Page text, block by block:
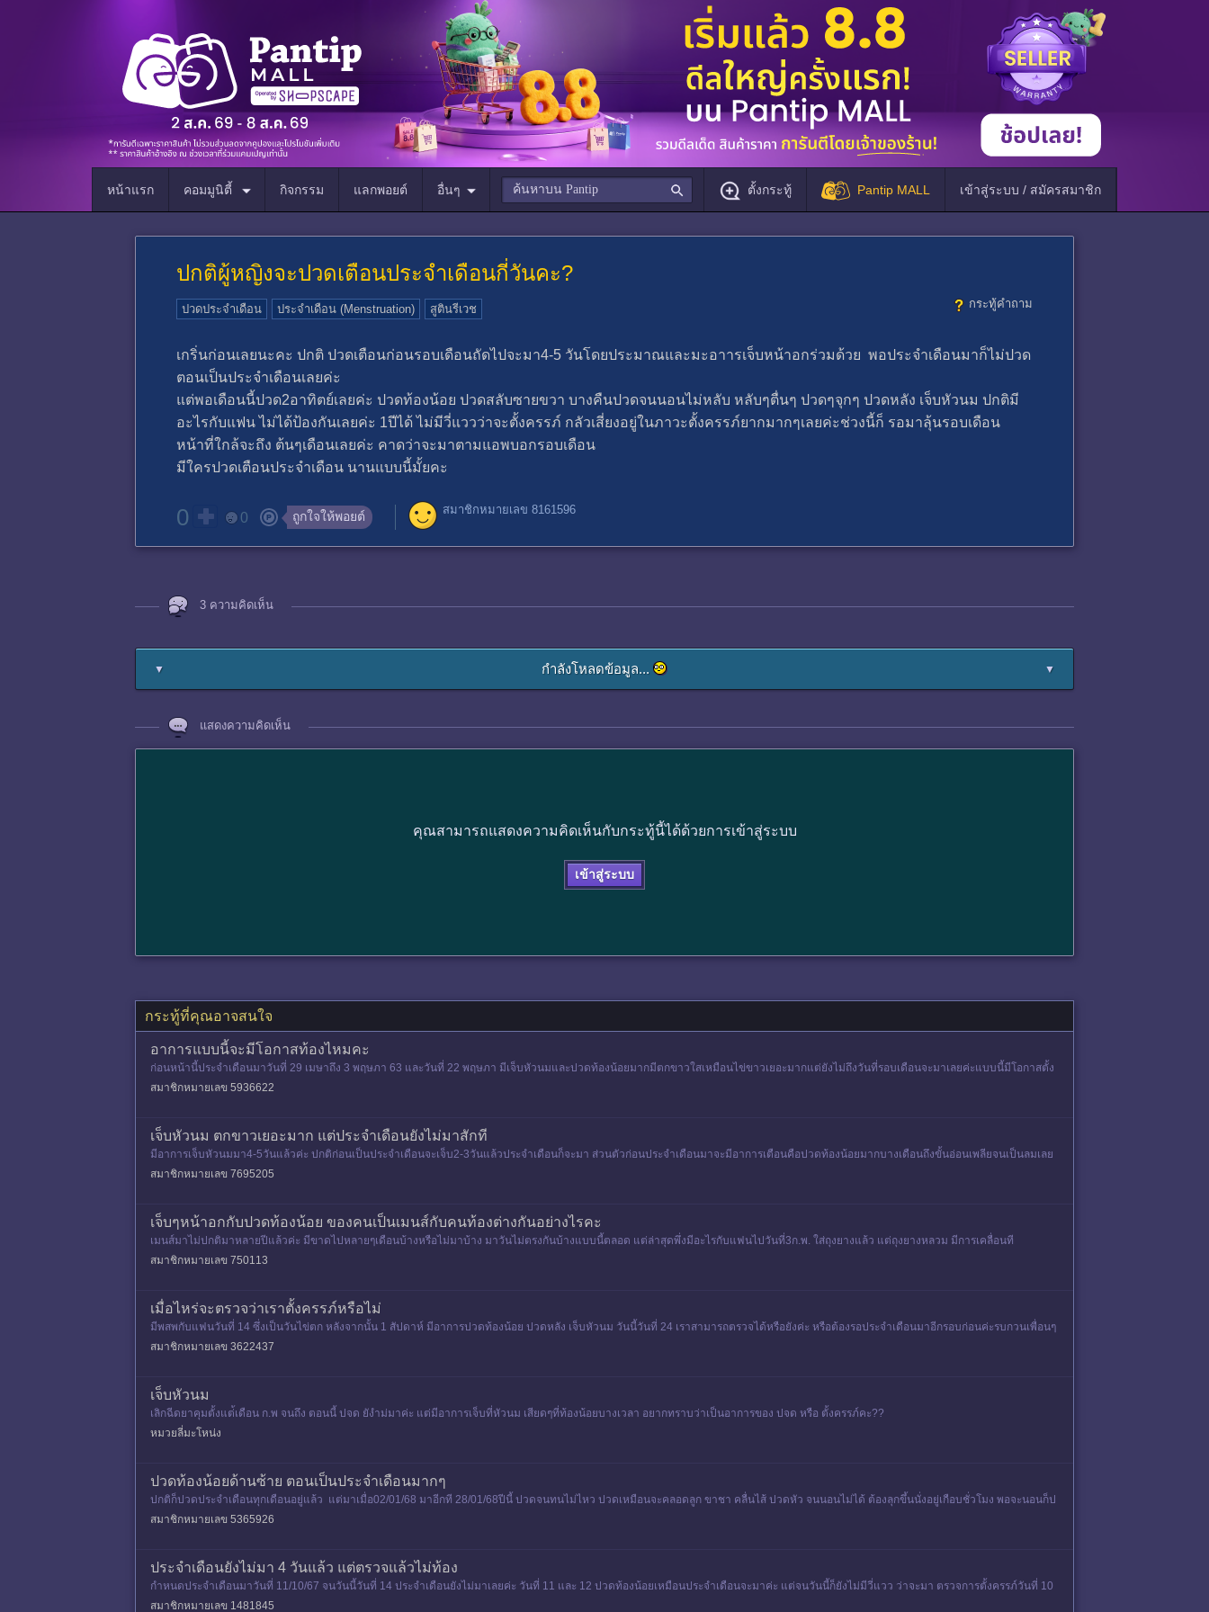
หน้าแรก คอมมูนิตี้ กิจกรรม แลกพอยต์ อื่นๆ ตั้งกระทู้ Pantip MALL เข้าสู่ระบบ / สมัครสมาชิก
ปกติผู้หญิงจะปวดเตือนประจำเดือนกี่วันคะ?
กระทู้คำถาม
ปวดประจำเดือน ประจำเดือน (Menstruation) สูตินรีเวช
เกริ่นก่อนเลยนะคะ ปกติ ปวดเตือนก่อนรอบเดือนถัดไปจะมา4-5 วันโดยประมาณและมะอาารเจ็บหน้าอกร่วมด้วย พอประจำเดือนมาก็ไม่ปวด
ตอนเป็นประจำเดือนเลยค่ะ
แต่พอเดือนนี้ปวด2อาทิตย์เลยค่ะ ปวดท้องน้อย ปวดสลับซายขวา บางคืนปวดจนนอนไม่หลับ หลับๆตื่นๆ ปวดๆจุกๆ ปวดหลัง เจ็บหัวนม ปกติมี
อะไรกับแฟน ไม่ได้ป้องกันเลยค่ะ 1ปีได้ ไม่มีวี่แววว่าจะตั้งครรภ์ กลัวเสี่ยงอยู่ในภาวะตั้งครรภ์ยากมากๆเลยค่ะช่วงนี้ก็ รอมาลุ้นรอบเดือน
หน้าที่ใกล้จะถึง ต้นๆเดือนเลยค่ะ คาดว่าจะมาตามแอพบอกรอบเดือน
มีใครปวดเตือนประจำเดือน นานแบบนี้มั้ยคะ
0 0 ถูกใจให้พอยต์ สมาชิกหมายเลข 8161596
3 ความคิดเห็น
▼ กำลังโหลดข้อมูล... ▼
แสดงความคิดเห็น
คุณสามารถแสดงความคิดเห็นกับกระทู้นี้ได้ด้วยการเข้าสู่ระบบ
เข้าสู่ระบบ
กระทู้ที่คุณอาจสนใจ
อาการแบบนี้จะมีโอกาสท้องไหมคะ
ก่อนหน้านี้ประจำเดือนมาวันที่ 29 เมษาถึง 3 พฤษภา 63 และวันที่ 22 พฤษภา มีเจ็บหัวนมและปวดท้องน้อยมากมีตกขาวใสเหมือนไข่ขาวเยอะมากแต่ยังไม่ถึงวันที่รอบเดือนจะมาเลยค่ะแบบนี้มีโอกาสตั้ง
ครรภ์ไหมคะหรือว่าเป็
สมาชิกหมายเลข 5936622
เจ็บหัวนม ตกขาวเยอะมาก แต่ประจำเดือนยังไม่มาสักที
มีอาการเจ็บหัวนมมา4-5วันแล้วค่ะ ปกติก่อนเป็นประจำเดือนจะเจ็บ2-3วันแล้วประจำเดือนก็จะมา ส่วนตัวก่อนประจำเดือนมาจะมีอาการเตือนคือปวดท้องน้อยมากบางเดือนถึงขั้นอ่อนเพลียจนเป็นลมเลย
ค่ะ แต่ตอนนี้ไม่มีวี่แวว
สมาชิกหมายเลข 7695205
เจ็บๆหน้าอกกับปวดท้องน้อย ของคนเป็นเมนส์กับคนท้องต่างกันอย่างไรคะ
เมนส์มาไม่ปกติมาหลายปีแล้วค่ะ มีขาดไปหลายๆเดือนบ้างหรือไม่มาบ้าง มาวันไม่ตรงกันบ้างแบบนี้ตลอด แต่ล่าสุดพึ่งมีอะไรกับแฟนไปวันที่3ก.พ. ใส่ถุงยางแล้ว แต่ถุงยางหลวม มีการเคลื่อนที
สมาชิกหมายเลข 750113
เมื่อไหร่จะตรวจว่าเราตั้งครรภ์หรือไม่
มีพสพกับแฟนวันที่ 14 ซึ่งเป็นวันไข่ตก หลังจากนั้น 1 สัปดาห์ มีอาการปวดท้องน้อย ปวดหลัง เจ็บหัวนม วันนี้วันที่ 24 เราสามารถตรวจได้หรือยังค่ะ หรือต้องรอประจำเดือนมาอีกรอบก่อนค่ะรบกวนเพื่อนๆ
ด้วยนะค่ะ
สมาชิกหมายเลข 3622437
เจ็บหัวนม
เลิกฉีดยาคุมตั้้งแต่้เดือน ก.พ จนถึง ตอนนี้ ปจด ยังำม่มาค่ะ แต่มีอาการเจ็บที่หัวนม เสียดๆที่ท้องน้อยบางเวลา อยากทราบว่าเป็นอาการของ ปจด หรือ ตั้งครรภ์คะ??
หมวยลี่มะโหน่ง
ปวดท้องน้อยด้านซ้าย ตอนเป็นประจำเดือนมากๆ
ปกติก็ปวดประจำเดือนทุกเดือนอยู่แล้ว แต่มาเมื่อ02/01/68 มาอีกที 28/01/68ปีนี้ ปวดจนทนไม่ไหว ปวดเหมือนจะคลอดลูก ขาชา คลื่นไส้ ปวดหัว จนนอนไม่ได้ ต้องลุกขึ้นนั่งอยู่เกือบชั่วโมง พอจะนอนก็ป
วดหนักอีก
สมาชิกหมายเลข 5365926
ประจำเดือนยังไม่มา 4 วันแล้ว แต่ตรวจแล้วไม่ท้อง
กำหนดประจำเดือนมาวันที่ 11/10/67 จนวันนี้วันที่ 14 ประจำเดือนยังไม่มาเลยค่ะ วันที่ 11 และ 12 ปวดท้องน้อยเหมือนประจำเดือนจะมาค่ะ แต่จนวันนี้ก็ยังไม่มีวี่แวว ว่าจะมา ตรวจการตั้งครรภ์วันที่ 10
และ 11 ผลอ
สมาชิกหมายเลข 1481845